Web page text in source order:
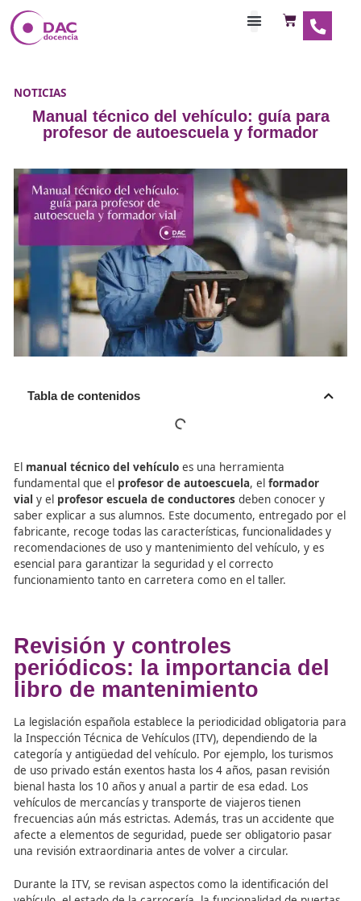
NOTICIAS
Manual técnico del vehículo: guía
Tabla de contenidos
Elmanual técnico del vehículoes una herramienta
fundamental que el profesor de autoescuela
vialy elprofesor escuela de conductoresdeben
recomendaciones de uso y mantenimiento del vehículo,
esencial para garantizar la seguridad y el correcto
funcionamiento tanto en carretera como en el taller.
Revisión y controles
periódicos: la importancia
libro de mantenimiento
La legislación española establece la periodicidad
categoría y antigüedad del vehículo. Por ejemplo, los